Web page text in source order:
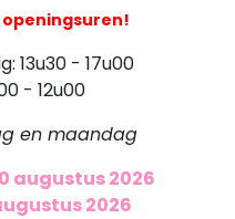
openingsuren!
13u30 - 17u00
- 12u00
en maandag
augustus 2026
2026